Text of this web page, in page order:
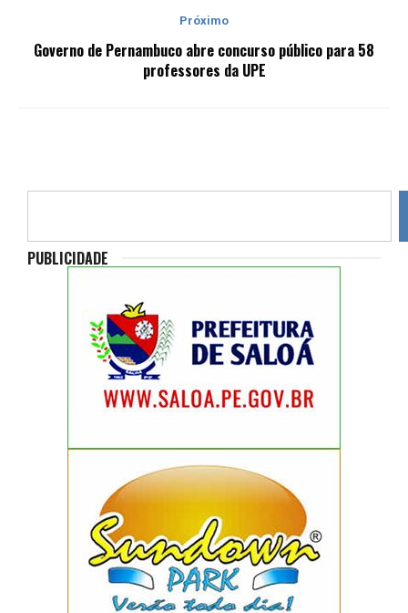
Próximo
Governo de Pernambuco abre concurso público para 58
professores da UPE
PUBLICIDADE